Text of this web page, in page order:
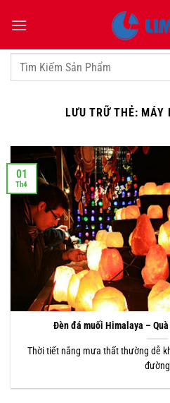
qua
dungTìm
LƯU TRỮ THẺ: MÁY
Đèn đá muối Himalaya –
Thời tiết nắng mưa thất thường dễ
đường
01
Th4